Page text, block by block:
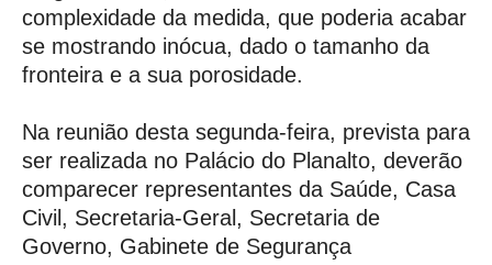
complexidade da medida, que poderia acabar
se mostrando inócua, dado o tamanho da
fronteira e a sua porosidade.
Na reunião desta segunda-feira, prevista para
ser realizada no Palácio do Planalto, deverão
comparecer representantes da Saúde, Casa
Civil, Secretaria-Geral, Secretaria de
Governo, Gabinete de Segurança